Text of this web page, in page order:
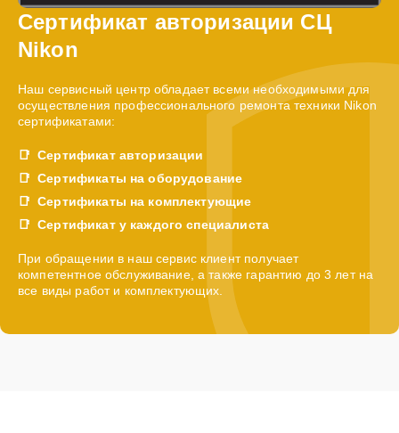
Сертификат авторизации СЦ
Nikon
Наш сервисный центр обладает всеми необходимыми для
осуществления профессионального ремонта техники Nikon
сертификатами:
Сертификат авторизации
Сертификаты на оборудование
Сертификаты на комплектующие
Сертификат у каждого специалиста
При обращении в наш сервис клиент получает
компетентное обслуживание, а также гарантию до 3 лет на
все виды работ и комплектующих.